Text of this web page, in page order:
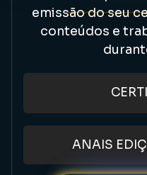
emissão do seu
conteúdos e
ANAIS